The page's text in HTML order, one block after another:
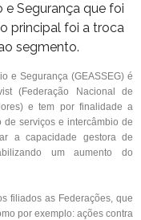
e Segurança que foi
principal foi a troca
segmento.
e Segurança (GEASSEG) é
(Federação Nacional de
e tem por finalidade a
de serviços e intercâmbio de
a capacidade gestora de
um aumento do
filiados as Federações, que
por exemplo: ações contra